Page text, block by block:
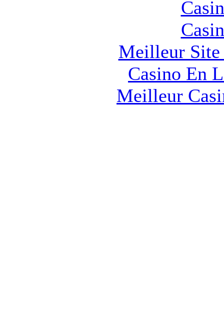
Meilleur Site
Casino En
Meilleur